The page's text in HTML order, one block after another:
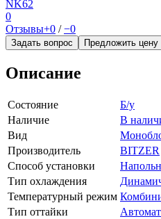
NK62
0
Отзывы+0 /−0
Задать вопрос Предложить цену
Описание
Состояние
Б/у
Наличие
В
Вид
Производитель
BITZER
Способ установки
Тип охлаждения
Температурный режим
Тип оттайки